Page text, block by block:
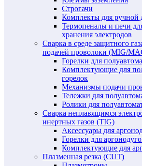
Строгачи
Комплекты для ручной
Термопеналы и печи
хранения электродов
Сварка в среде защитного
подачей проволоки (MIG/
Горелки для
Комплектующие для
горелок
Механизмы подачи
Тележки для
Ролики для
Сварка неплавящимся
инертных газов (TIG)
Аксессуары для
Горелки для
Комплектующие для
Плазменная резка (CUT)